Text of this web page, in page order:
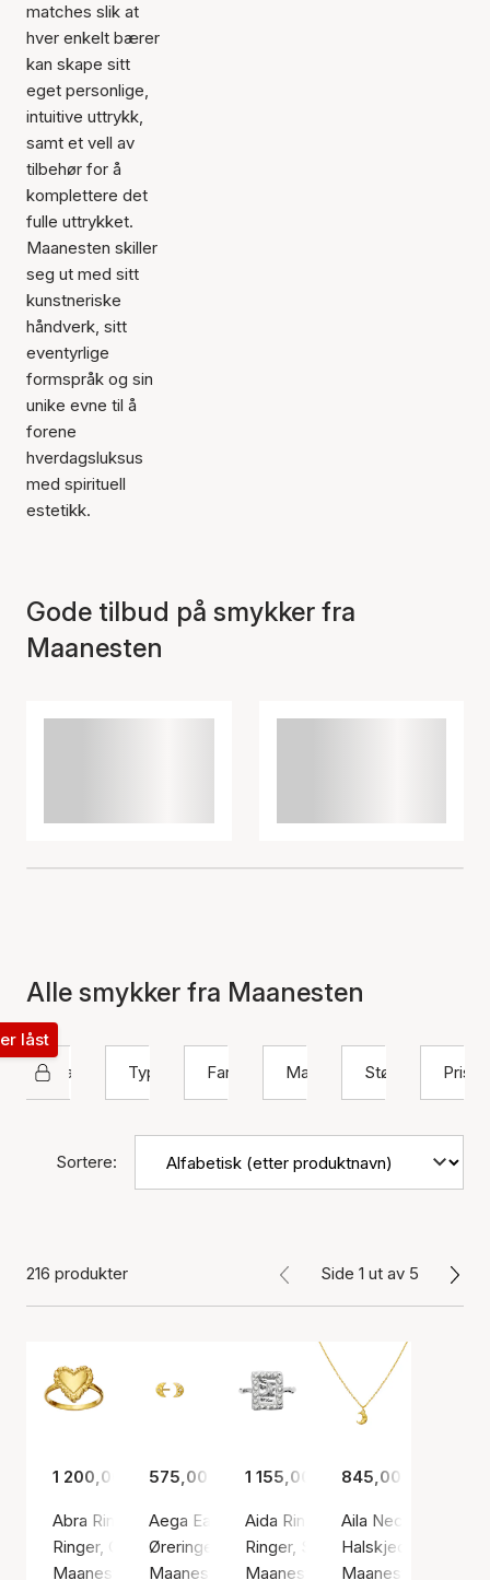
matches slik at
hver enkelt bærer
kan skape sitt
eget personlige,
intuitive uttrykk,
samt et vell av
tilbehør for å
komplettere det
fulle uttrykket.
Maanesten skiller
seg ut med sitt
kunstneriske
håndverk, sitt
eventyrlige
formspråk og sin
unike evne til å
forene
hverdagsluksus
med spirituell
estetikk.
Gode tilbud på smykker fra
Maanesten
Alle smykker fra Maanesten
Maanesten
låst
Type
Farge Materiale Størrelse Pris
Sortere:
216 produkter Side 1 ut av 5
1 200,00 kr
Abra Ring
Ringer, Gullfarge / Gullbelagt sterlingsølv 925
Maanesten
575,00 kr
Aega Earsticks
Øreringer, Gullfarge / Gullbelagt sterlingsølv
Maanesten
1 155,00 kr
Aida Ring
Ringer, Sølv farge / Sølv sterling
Maanesten
845,00 kr
Aila Necklace
Halskjeder,
Maanesten